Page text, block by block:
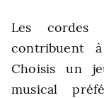
Les
contribuent
Choisis un
musical